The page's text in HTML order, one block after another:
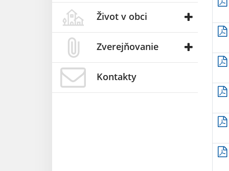
Život v obci
Zverejňovanie
Kontakty